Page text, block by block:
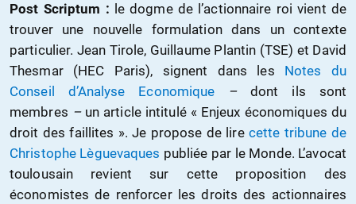
Post Scriptum : le dogme de l’actionnaire roi vient de
trouver une nouvelle formulation dans un contexte
particulier. Jean Tirole, Guillaume Plantin (TSE) et David
Thesmar (HEC Paris), signent dans les Notes du
Conseil d’Analyse Economique –dont ils sont
membres – un article intitulé « Enjeux économiques du
droit des faillites ». Je propose de lire cette tribune de
Christophe Lèguevaques publiée par le Monde. L’avocat
toulousain revient sur cette proposition des
économistes de renforcer les droits des actionnaires